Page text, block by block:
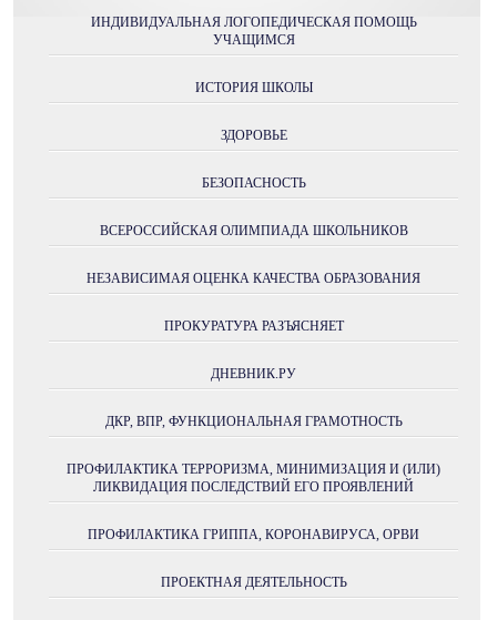
ИНДИВИДУАЛЬНАЯ ЛОГОПЕДИЧЕСКАЯ ПОМОЩЬ
УЧАЩИМСЯ
ИСТОРИЯ ШКОЛЫ
ЗДОРОВЬЕ
БЕЗОПАСНОСТЬ
ВСЕРОССИЙСКАЯ ОЛИМПИАДА ШКОЛЬНИКОВ
НЕЗАВИСИМАЯ ОЦЕНКА КАЧЕСТВА ОБРАЗОВАНИЯ
ПРОКУРАТУРА РАЗЪЯСНЯЕТ
ДНЕВНИК.РУ
ДКР, ВПР, ФУНКЦИОНАЛЬНАЯ ГРАМОТНОСТЬ
ПРОФИЛАКТИКА ТЕРРОРИЗМА, МИНИМИЗАЦИЯ И (ИЛИ)
ЛИКВИДАЦИЯ ПОСЛЕДСТВИЙ ЕГО ПРОЯВЛЕНИЙ
ПРОФИЛАКТИКА ГРИППА, КОРОНАВИРУСА, ОРВИ
ПРОЕКТНАЯ ДЕЯТЕЛЬНОСТЬ